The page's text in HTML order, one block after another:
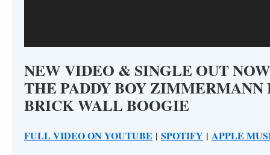
NEW VIDEO & SINGLE OUT
THE PADDY BOY ZIMMERMANN
BRICK WALL BOOGIE
FULL VIDEO ON YOUTUBE | SPOTIFY | APPLE